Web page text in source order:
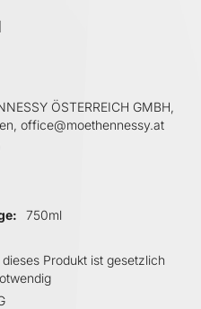
ÖSTERREICH GMBH,
office@moethennessy.at
750ml
dieses Produkt ist gesetzlich